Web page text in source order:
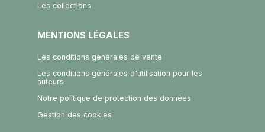
Les collections
MENTIONS LÉGALES
Les conditions générales de vente
Les conditions générales d'utilisation pour les
auteurs
Notre politique de protection des données
Gestion des cookies